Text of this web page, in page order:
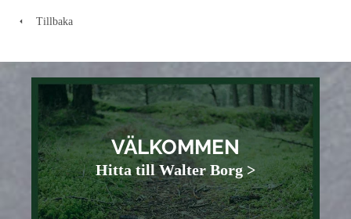
Tillbaka
VÄLKOMMEN
Hitta till Walter Borg >